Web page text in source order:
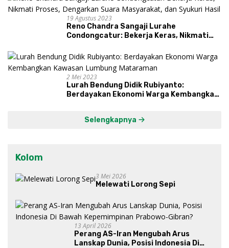
19 Agustus 2023
Reno Chandra Sangaji Lurahe
Condongcatur: Bekerja Keras, Nikmati
dan Syukuri Hasil
2 Mei 2023
Lurah Bendung Didik Rubiyanto:
Berdayakan Ekonomi Warga Kembangkan
Selengkapnya
Kolom
3 Mei 2026
Melewati Lorong Sepi
13 April 2026
Perang AS-Iran Mengubah Arus
Lanskap Dunia, Posisi Indonesia Di